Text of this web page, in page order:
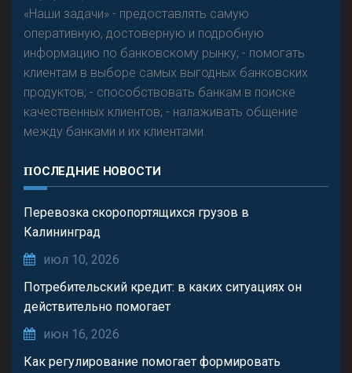
«Наши задачи» - предоставлять самую
оперативную, достоверную и подробную
информацию по банковскому рынку; - помогать
клиентам в выборе самых выгодных банковских
продуктов; - способствовать банкам в поиске
качественных клиентов; - налаживать общение
между банками и их клиентами.
ПОСЛЕДНИЕ НОВОСТИ
Перевозка скоропортящихся грузов в
Калининград
июл 10, 2026
Потребительский кредит: в каких ситуациях он
действительно помогает
июн 16, 2026
Как регулирование помогает формировать